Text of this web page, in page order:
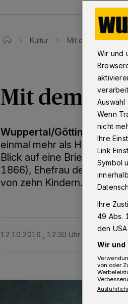
Kultur Mit dem Blick
Mit dem
Wuppertal/Göttingen·
einmal mehr als
Blick auf eine
1866), Ehefrau des
von zehn Kindern.
12.10.2016 , 12:30 Uhr
Wir und
Wenn
nicht
Ihre
Link
Symbol
Ihre
49 Abs.
den
Wir und
von oder